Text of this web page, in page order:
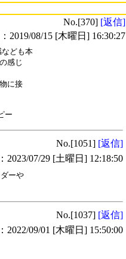
No.[370] [返信]
2019/08/15 [木曜日] 16:30:27
ども本
感じ
に接
No.[1051] [返信]
2023/07/29 [土曜日] 12:18:50
ーや
No.[1037] [返信]
2022/09/01 [木曜日] 15:50:00